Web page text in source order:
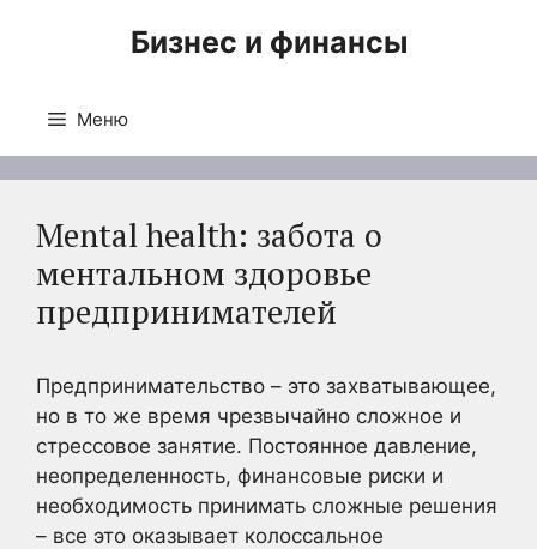
Бизнес и финансы
Меню
Mental health: забота о
ментальном здоровье
предпринимателей
Предпринимательство – это захватывающее,
но в то же время чрезвычайно сложное и
стрессовое занятие. Постоянное давление,
неопределенность, финансовые риски и
необходимость принимать сложные решения
– все это оказывает колоссальное